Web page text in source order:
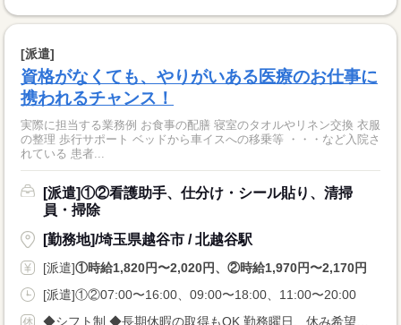
[派遣]
資格がなくても、やりがいある医療のお仕事に
携われるチャンス！
実際に担当する業務例 お食事の配膳 寝室のタオルやリネン交換 衣服
の整理 歩行サポート ベッドから車イスへの移乗等 ・・・など入院さ
れている 患者...
[派遣]①②看護助手、仕分け・シール貼り、清掃
員・掃除
[勤務地]/埼玉県越谷市 / 北越谷駅
[派遣]①時給1,820円〜2,020円、②時給1,970円〜2,170円
[派遣]①②07:00〜16:00、09:00〜18:00、11:00〜20:00